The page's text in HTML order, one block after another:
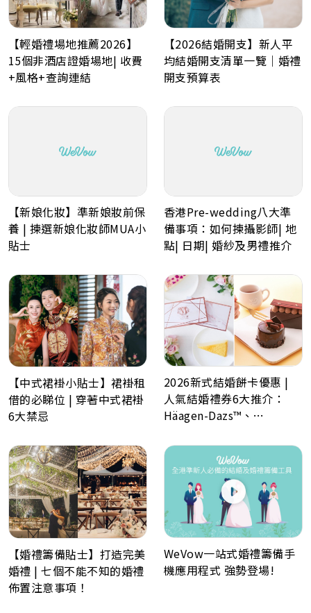
【輕婚禮場地推薦2026】
15個非酒店證婚場地| 收費
+風格+查詢連結
【2026結婚開支】新人平
均結婚開支清單一覽｜婚禮
開支預算表
【新娘化妝】準新娘妝前保
養 | 揀選新娘化妝師MUA小
貼士
香港Pre-wedding八大準
備事項：如何揀攝影師| 地
點| 日期| 婚紗及男禮推介
【中式裙褂小貼士】裙褂租
借的必睇位 | 穿著中式裙褂
6大禁忌
2026新式結婚餅卡優惠 |
人氣結婚禮券6大推介：
Häagen-Dazs™、
Lafayet、Lucullus 龍島
【婚禮籌備貼士】打造完美
婚禮 | 七個不能不知的婚禮
佈置注意事項！
WeVow一站式婚禮籌備手
機應用程式 強勢登場!